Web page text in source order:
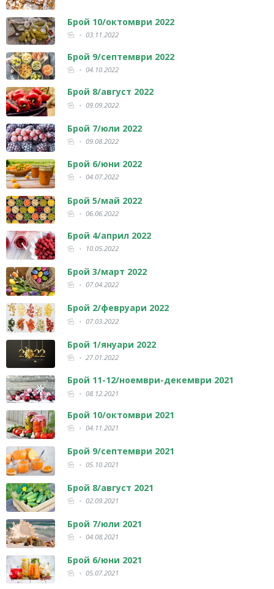
Брой 10/октомври 2022
03.11.2022
Брой 9/септември 2022
04.10.2022
Брой 8/август 2022
09.09.2022
Брой 7/юли 2022
09.08.2022
Брой 6/юни 2022
04.07.2022
Брой 5/май 2022
06.06.2022
Брой 4/април 2022
10.05.2022
Брой 3/март 2022
07.04.2022
Брой 2/февруари 2022
07.03.2022
Брой 1/януари 2022
27.01.2022
Брой 11-12/ноември-декември 2021
08.12.2021
Брой 10/октомври 2021
04.11.2021
Брой 9/септември 2021
05.10.2021
Брой 8/август 2021
02.09.2021
Брой 7/юли 2021
04.08.2021
Брой 6/юни 2021
05.07.2021